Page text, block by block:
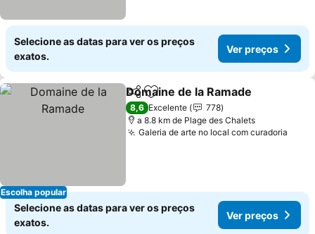
Selecione as datas para ver os preços
exatos.
Ver preços
Escolha popular
PartilharAdicionar aos favoritos
Domaine de la Ramade
8,6 Excelente
778
a 8.8 km de Plage des Chalets
Galeria de arte no local com curadoria
Selecione as datas para ver os preços
exatos.
Ver preços